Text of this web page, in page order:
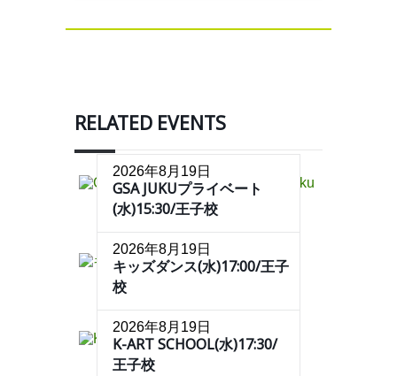
RELATED EVENTS
2026年8月19日
GSA JUKUプライベート
(水)15:30/王子校
2026年8月19日
キッズダンス(水)17:00/王子
校
2026年8月19日
K-ART SCHOOL(水)17:30/
王子校